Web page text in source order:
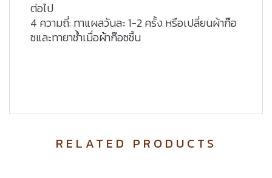
ต่อไป
4 ความถี่:ทาแผลวันละ 1-2 ครั้ง หรือเปลี่ยนผ้าก๊อ
ซและทายาซ้ำเมื่อผ้าก๊อซชื้น
RELATED PRODUCTS